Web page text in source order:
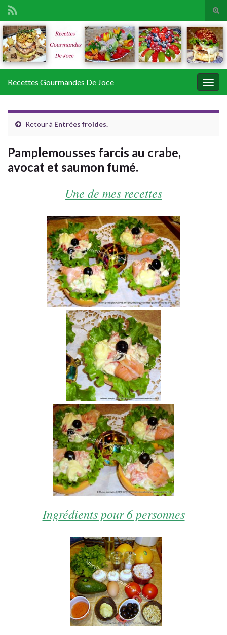
Search for:
Recettes Gourmandes De Joce
Retour à Entrées froides.
Pamplemousses farcis au crabe,
avocat et saumon fumé.
Une de mes recettes
Ingrédients pour 6 personnes